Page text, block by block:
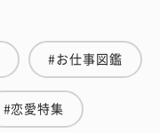
#お仕事図鑑
#恋愛特集